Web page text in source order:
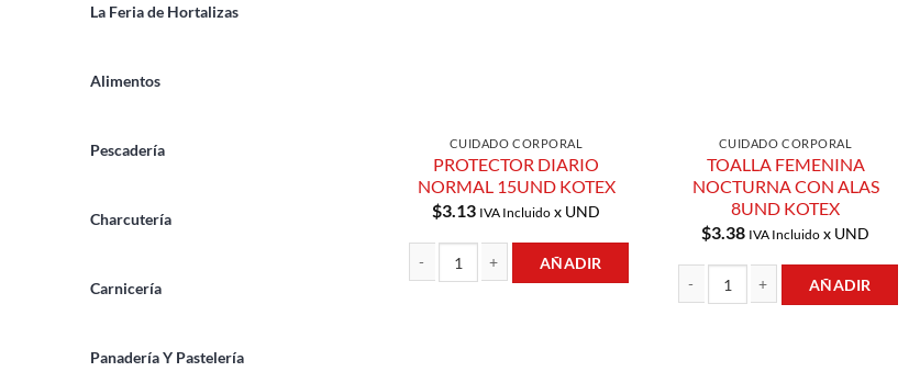
La Feria de Hortalizas
Alimentos
Pescadería
Charcutería
Carnicería
Panadería Y Pastelería
CUIDADO CORPORAL
PROTECTOR DIARIO
NORMAL 15UND KOTEX
$3.13 IVA Incluido x UND
PROTECTOR DIARIO NORMAL 15UND KOTEX cantidad
AÑADIR
CUIDADO CORPORAL
TOALLA FEMENINA
NOCTURNA CON ALAS
8UND KOTEX
$3.38 IVA Incluido x UND
AÑADIR